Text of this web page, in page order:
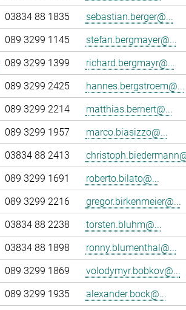
03834 88 1835
sebastian.berger@...
089 3299 1145
stefan.bergmayer@...
089 3299 1399
richard.bergmayr@...
089 3299 2425
hannes.bergstroem@...
089 3299 2214
matthias.bernert@...
089 3299 1957
marco.biasizzo@...
03834 88 2413
089 3299 1691
roberto.bilato@...
089 3299 2216
gregor.birkenmeier@...
03834 88 2238
torsten.bluhm@...
03834 88 1898
ronny.blumenthal@...
089 3299 1869
volodymyr.bobkov@...
089 3299 1935
alexander.bock@...